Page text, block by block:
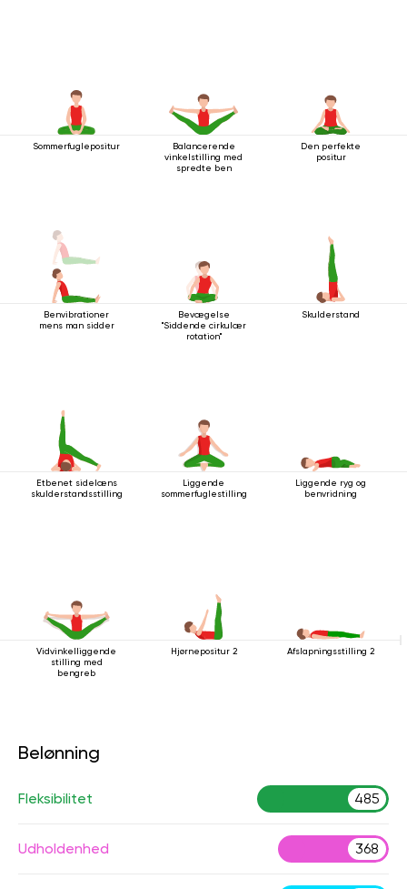
Sommerfuglepositur
Balancerende
vinkelstilling med
spredte ben
Den perfekte
positur
Benvibrationer
mens man sidder
Bevægelse
"Siddende cirkulær
rotation"
Skulderstand
Etbenet sidelæns
skulderstandsstilling
Liggende
sommerfuglestilling
Liggende ryg og
benvridning
Vidvinkelliggende
stilling med
bengreb
Hjørnepositur 2 Afslapningsstilling 2
Belønning
Fleksibilitet 485
Udholdenhed 368